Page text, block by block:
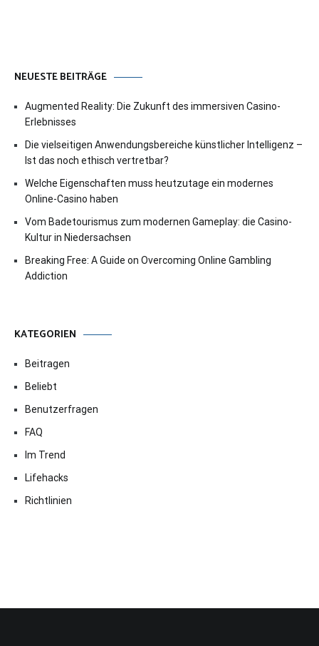
NEUESTE BEITRÄGE
Augmented Reality: Die Zukunft des immersiven Casino-
Erlebnisses
Die vielseitigen Anwendungsbereiche künstlicher Intelligenz –
Ist das noch ethisch vertretbar?
Welche Eigenschaften muss heutzutage ein modernes
Online-Casino haben
Vom Badetourismus zum modernen Gameplay: die Casino-
Kultur in Niedersachsen
Breaking Free: A Guide on Overcoming Online Gambling
Addiction
KATEGORIEN
Beitragen
Beliebt
Benutzerfragen
FAQ
Im Trend
Lifehacks
Richtlinien